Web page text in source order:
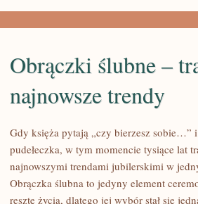
OBRĄCZKI
Obrączki ślubne –
najnowsze trendy
Gdy księża pytają „czy bierzesz sobie…” i
pudełeczka, w tym momencie tysiące lat
najnowszymi trendami jubilerskimi w
Obrączka ślubna to jedyny element
resztę życia, dlatego jej wybór stał się